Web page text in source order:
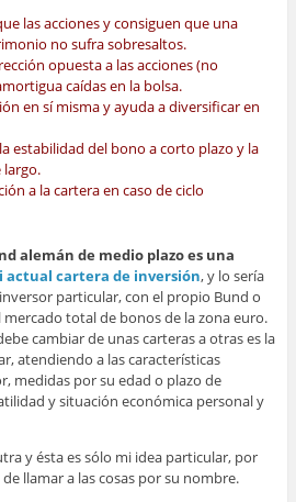
las acciones y consiguen que una
no sufra sobresaltos.
opuesta a las acciones (no
caídas en la bolsa.
en sí misma y ayuda a diversificar en
estabilidad del bono a corto plazo y la
largo.
a la cartera en caso de ciclo
alemán de medio plazo es una
actual cartera de inversión, y lo sería
particular, con el propio Bund o
total de bonos de la zona euro.
cambiar de unas carteras a otras es la
atendiendo a las características
medidas por su edad o plazo de
y situación económica personal y
y ésta es sólo mi idea particular, por
llamar a las cosas por su nombre.